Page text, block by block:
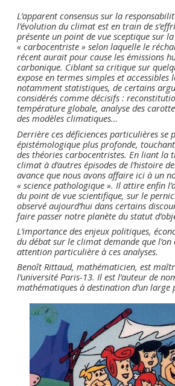
L’apparent consensus sur la
l’évolution du climat est en train de
présente un point de vue sceptique sur
« carbocentriste » selon laquelle le
récent aurait pour cause les émissions
carbonique. Ciblant sa critique sur
expose en termes simples et accessibles
notamment statistiques, de certains
considérés comme décisifs :
température globale, analyse des
des modèles climatiques…
Derrière ces déficiences particulières se
épistémologique plus profonde,
des théories carbocentristes. En liant la
climat à d’autres épisodes de l’histoire
avance que nous avons affaire ici à un
« science pathologique ». Il attire enfin
du point de vue scientifique, sur le
observé aujourd’hui dans certains
faire passer notre planète du statut
L’importance des enjeux politiques,
du débat sur le climat demande que l’on
attention particulière à ces analyses.
Benoît Rittaud, mathématicien, est
l’université Paris-13. Il est l’auteur de
mathématiques à destination d’un large